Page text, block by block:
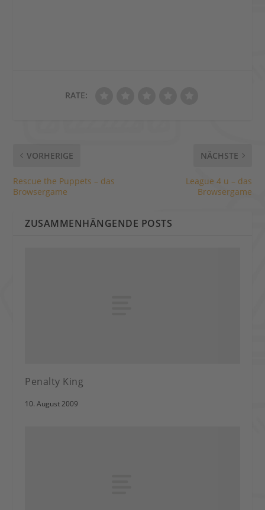
RATE:
VORHERIGE
Rescue the Puppets – das
Browsergame
NÄCHSTE
League 4 u – das
Browsergame
ZUSAMMENHÄNGENDE POSTS
Penalty King
10. August 2009